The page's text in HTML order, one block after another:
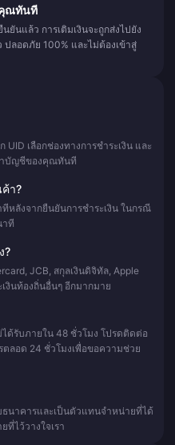
คุณทันที
ยันแล้ว การเติมเงินจะถูกส่งไปยัง
ลอดภัย 100% และไม่ต้องเข้าสู่
UID เลือกช่องทางการชำระเงิน และ
าบัญชีของคุณทันที
า?
หลังจากยืนยันการชำระเงิน ในกรณี
าที
?
JCB, สกุลเงินดิจิทัล, Apple
งินท้องถิ่นอื่นๆ อีกมากมาย
ด้รับภายใน 48 ชั่วโมง โปรดติดต่อ
ตลอด 24 ชั่วโมงเพื่อขอความช่วย
ธนาคารและเป็นตัวแทนจำหน่ายที่ได้
ไว้วางใจเรา